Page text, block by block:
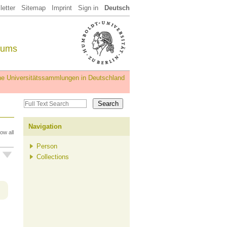
Sitemap Imprint Sign in Deutsch
Universitätssammlungen in Deutschland
all
Navigation
Person
Collections